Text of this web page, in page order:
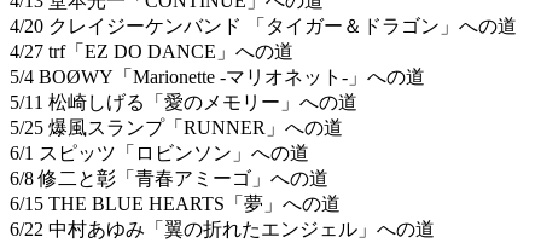
4/20 クレイジーケンバンド 「タイガー＆ドラゴン」への道
4/27 trf「EZ DO DANCE」への道
5/4 BOØWY「Marionette -マリオネット-」への道
5/11 松崎しげる「愛のメモリー」への道
5/25 爆風スランプ「RUNNER」への道
6/1 スピッツ「ロビンソン」への道
6/8 修二と彰「青春アミーゴ」への道
6/15 THE BLUE HEARTS「夢」への道
6/22 中村あゆみ「翼の折れたエンジェル」への道